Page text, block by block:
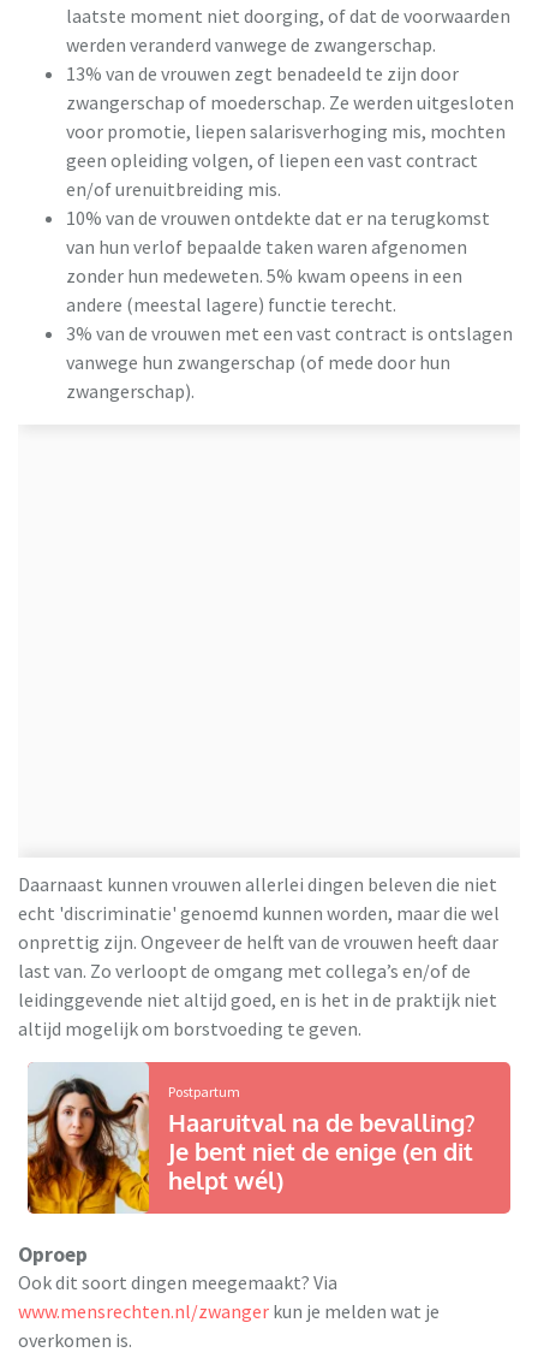
laatste moment niet doorging, of dat de voorwaarden
werden veranderd vanwege de zwangerschap.
13% van de vrouwen zegt benadeeld te zijn door
zwangerschap of moederschap. Ze werden uitgesloten
voor promotie, liepen salarisverhoging mis, mochten
geen opleiding volgen, of liepen een vast contract
en/of urenuitbreiding mis.
10% van de vrouwen ontdekte dat er na terugkomst
van hun verlof bepaalde taken waren afgenomen
zonder hun medeweten. 5% kwam opeens in een
andere (meestal lagere) functie terecht.
3% van de vrouwen met een vast contract is ontslagen
vanwege hun zwangerschap (of mede door hun
zwangerschap).
Daarnaast kunnen vrouwen allerlei dingen beleven die niet
echt 'discriminatie' genoemd kunnen worden, maar die wel
onprettig zijn. Ongeveer de helft van de vrouwen heeft daar
last van. Zo verloopt de omgang met collega’s en/of de
leidinggevende niet altijd goed, en is het in de praktijk niet
altijd mogelijk om borstvoeding te geven.
Postpartum
Haaruitval na de bevalling?
Je bent niet de enige (en dit
helpt wél)
Oproep
Ook dit soort dingen meegemaakt? Via
www.mensrechten.nl/zwanger kun je melden wat je
overkomen is.